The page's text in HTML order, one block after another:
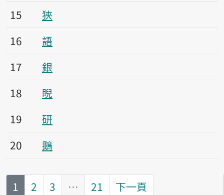
15
狹
16
語
17
銀
18
睨
19
研
20
鵝
第
1 2 3 … 21 下一頁